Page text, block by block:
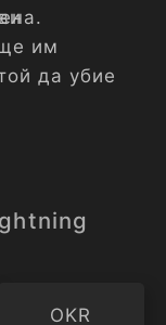
им
да убие
OKR